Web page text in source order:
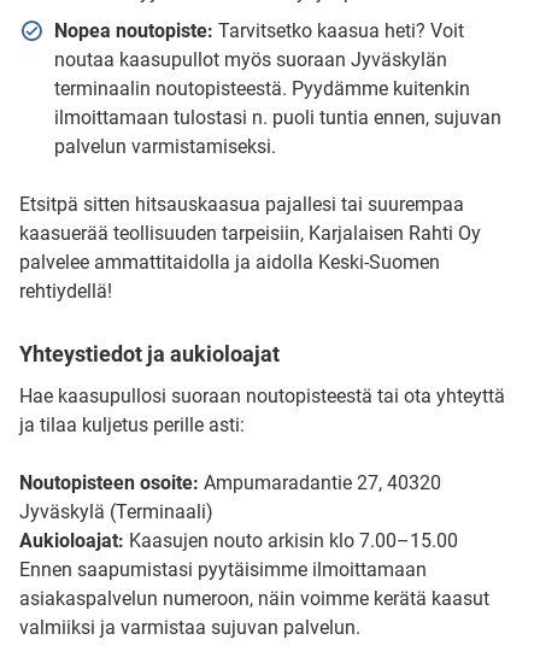
Nopea noutopiste: Tarvitsetko kaasua heti? Voit
noutaa kaasupullot myös suoraan Jyväskylän
terminaalin noutopisteestä. Pyydämme kuitenkin
ilmoittamaan tulostasi n. puoli tuntia ennen, sujuvan
palvelun varmistamiseksi.
Etsitpä sitten hitsauskaasua pajallesi tai suurempaa
kaasuerää teollisuuden tarpeisiin, Karjalaisen Rahti Oy
palvelee ammattitaidolla ja aidolla Keski-Suomen
rehtiydellä!
Yhteystiedot ja aukioloajat
Hae kaasupullosi suoraan noutopisteestä tai ota yhteyttä
ja tilaa kuljetus perille asti:
Noutopisteen osoite: Ampumaradantie 27, 40320
Jyväskylä (Terminaali)
Aukioloajat: Kaasujen nouto arkisin klo 7.00–15.00
Ennen saapumistasi pyytäisimme ilmoittamaan
asiakaspalvelun numeroon, näin voimme kerätä kaasut
valmiiksi ja varmistaa sujuvan palvelun.